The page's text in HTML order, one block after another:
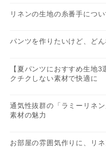
リネンの生地の糸番手につい
パンツを作りたいけど、ど
【夏パンツにおすすめ生地
クチクしない素材で快適に
通気性抜群の「ラミーリネ
素材の魅力
お部屋の雰囲気作りに、リ